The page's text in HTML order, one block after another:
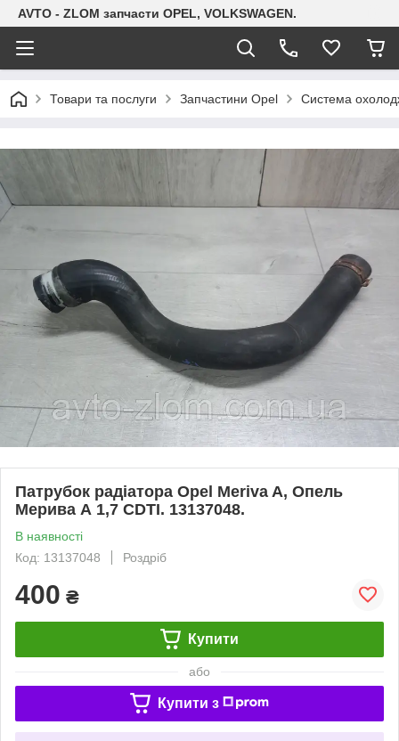
AVTO - ZLOM запчасти OPEL, VOLKSWAGEN.
Товари та послуги Запчастини Opel Система
Патрубок радіатора Opel Meriva A, Опель
Мерива А 1,7 CDTI. 13137048.
В наявності
Код: 13137048
Роздріб
400 ₴
Купити
або
Купити з